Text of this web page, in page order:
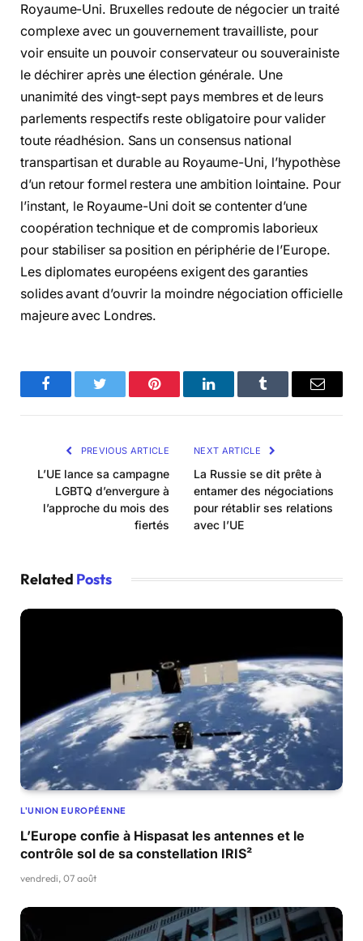
Royaume-Uni. Bruxelles redoute de négocier un traité
complexe avec un gouvernement travailliste, pour
voir ensuite un pouvoir conservateur ou souverainiste
le déchirer après une élection générale. Une
unanimité des vingt-sept pays membres et de leurs
parlements respectifs reste obligatoire pour valider
toute réadhésion. Sans un consensus national
transpartisan et durable au Royaume-Uni, l’hypothèse
d’un retour formel restera une ambition lointaine. Pour
l’instant, le Royaume-Uni doit se contenter d’une
coopération technique et de compromis laborieux
pour stabiliser sa position en périphérie de l’Europe.
Les diplomates européens exigent des garanties
solides avant d’ouvrir la moindre négociation officielle
majeure avec Londres.
FacebookTwitter Pinterest LinkedInTumblr Email
PREVIOUS ARTICLE
L’UE lance sa campagne
LGBTQ d’envergure à
l’approche du mois des
fiertés
NEXT ARTICLE
La Russie se dit prête à
entamer des négociations
pour rétablir ses relations
avec l’UE
Related Posts
L'UNION EUROPÉENNE
L’Europe confie à Hispasat les antennes et le
contrôle sol de sa constellation IRIS²
vendredi, 07 août